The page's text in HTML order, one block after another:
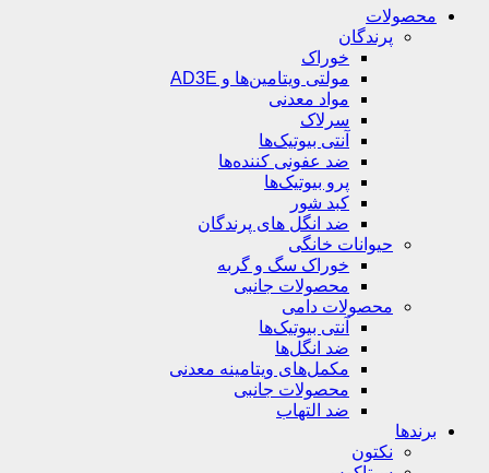
محصولات
پرندگان
خوراک
مولتی ویتامین‌ها و AD3E
مواد معدنی
سرلاک
آنتی بیوتیک‌ها
ضد عفونی کننده‌ها
پرو بیوتیک‌ها
کبد شور
ضد انگل های پرندگان
حیوانات خانگی
خوراک سگ و گربه
محصولات جانبی
محصولات دامی
آنتی بیوتیک‌ها
ضد انگل‌ها
مکمل‌های ویتامینه معدنی
محصولات جانبی
ضد التهاب
برندها
نکتون